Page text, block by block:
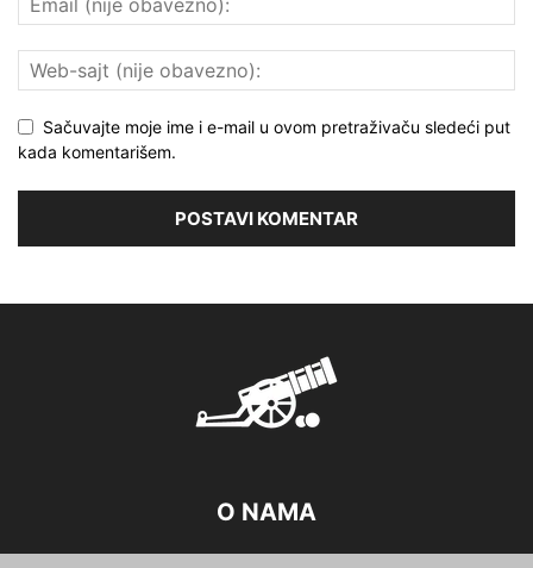
Sačuvajte moje ime i e-mail u ovom pretraživaču sledeći put
kada komentarišem.
O NAMA